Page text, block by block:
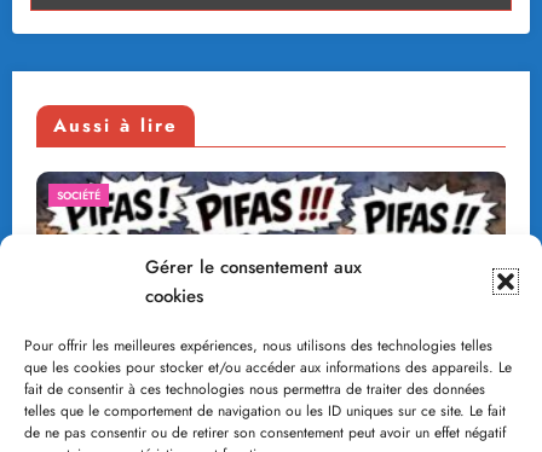
Gérer le consentement aux
cookies
Pour offrir les meilleures expériences, nous utilisons des technologies telles
que les cookies pour stocker et/ou accéder aux informations des appareils. Le
fait de consentir à ces technologies nous permettra de traiter des données
telles que le comportement de navigation ou les ID uniques sur ce site. Le fait
de ne pas consentir ou de retirer son consentement peut avoir un effet négatif
Aussi à lire
SOCIÉTÉ